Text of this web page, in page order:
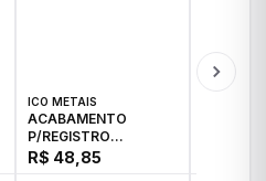
ICO METAIS
ACABAMENTO
P/REGISTRO
1/2"-3/4"-1" ACB M
CS 33 ICO
R$ 48,85